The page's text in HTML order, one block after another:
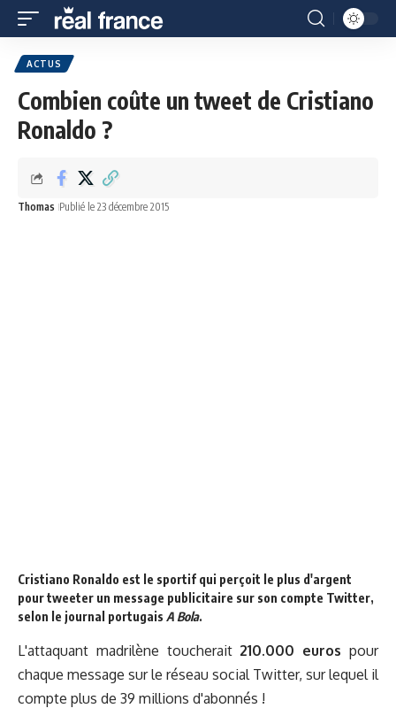
ACTUS
Combien coûte un tweet de Cristiano
Ronaldo ?
Thomas Publié le 23 décembre 2015
Cristiano Ronaldo est le sportif qui perçoit le plus d'argent
pour tweeter un message publicitaire sur son compte Twitter,
selon le journal portugais A Bola.
L'attaquant madrilène toucherait 210.000 euros pour
chaque message sur le réseau social Twitter, sur lequel il
compte plus de 39 millions d'abonnés !